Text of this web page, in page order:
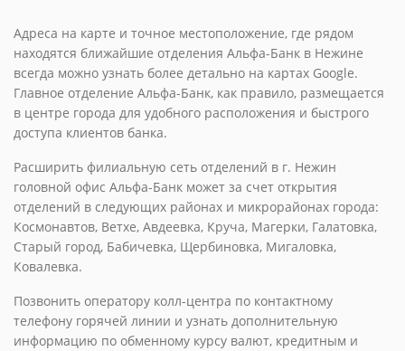
Адреса на карте и точное местоположение, где рядом
находятся ближайшие отделения Альфа-Банк в Нежине
всегда можно узнать более детально на картах Google.
Главное отделение Альфа-Банк, как правило, размещается
в центре города для удобного расположения и быстрого
доступа клиентов банка.
Расширить филиальную сеть отделений в г. Нежин
головной офис Альфа-Банк может за счет открытия
отделений в следующих районах и микрорайонах города:
Космонавтов, Ветхе, Авдеевка, Круча, Магерки, Галатовка,
Старый город, Бабичевка, Щербиновка, Мигаловка,
Ковалевка.
Позвонить оператору колл-центра по контактному
телефону горячей линии и узнать дополнительную
информацию по обменному курсу валют, кредитным и